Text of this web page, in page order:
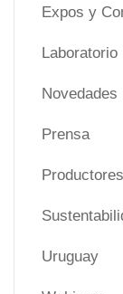
Expos y
Laboratorio
Novedades
Prensa
Productores
Uruguay